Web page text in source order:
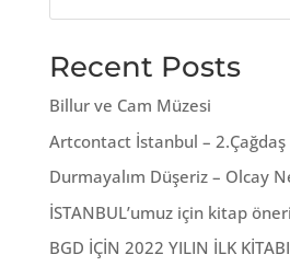
Recent Posts
Billur ve Cam Müzesi
Artcontact İstanbul – 2.Çağdaş
Durmayalım Düşeriz – Olcay
İSTANBUL’umuz için kitap
BGD İÇİN 2022 YILIN İLK KİTABI